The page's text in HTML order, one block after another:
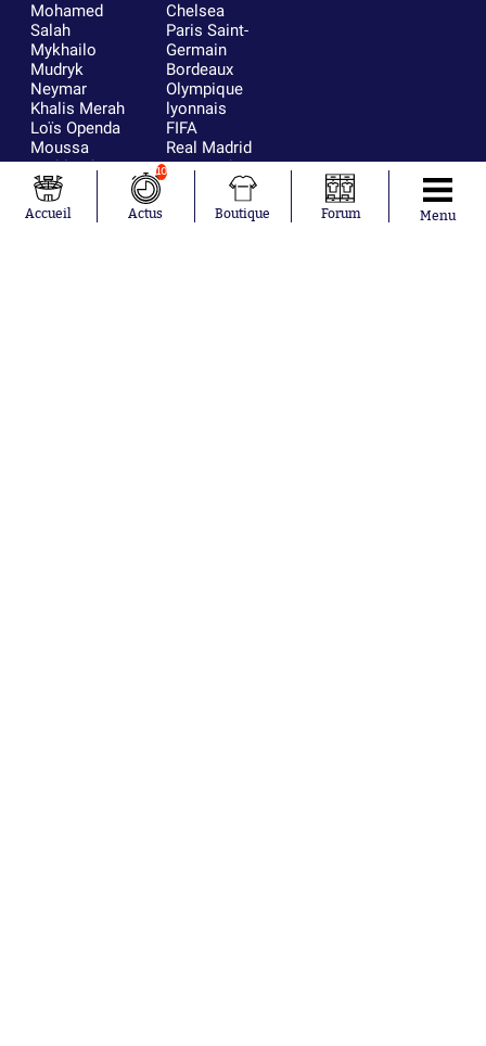
Mohamed
Salah
Mykhailo
Mudryk
Neymar
Khalis Merah
Loïs Openda
Moussa
Niakhaté
Nicolás
Tagliafico
Pavel Šulc
Chelsea
Paris Saint-
Germain
Bordeaux
Olympique
lyonnais
FIFA
Real Madrid
RC Strasbourg
AC Milan
RC Lens
Accueil
10
Actus Boutique Forum Menu